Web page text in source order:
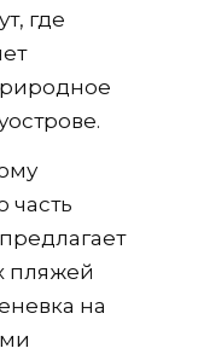
где
часть
пляжей
на